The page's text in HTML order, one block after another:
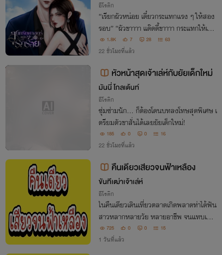
อีโรติก
“เรียกผัวหน่อย เดี๋ยวกระแทกแรง ๆ ให้สอง
รอบ” “ผัวขาาาา แด๊ดดี้ขาาาา กระแทกให้เฟร
มแรง ๆ หน่อยค่ะ” “อึกก ต้องให้หลงจนตาย
ก่อนใช่ไหม ถึงจะพอใจ”
1.8K 7 28 63
22 ชั่วโมงที่แล้ว
หัวหน้าสุดเจ้าเล่ห์กับยัยเด็กใหม่
มันนี่ โกลเด้นท์
อีโรติก
ซุ่มซ่ามนัก... ก็ต้องโดนบทลงโทษสุดพิเศษ เ
ตรียมตัวขาสั่นได้เลยยัยเด็กใหม่!
185 0 0 16
22 ชั่วโมงที่แล้ว
คืนเดียวเสียวจนฟ้าเหลือง
ขันทีเฒ่าเจ้าเล่ห์
อีโรติก
ในคืนเดียวเดินเที่ยวตลาดเกิดพลาดท่าได้ฟัน
สาวหลากหลายวัย หลายอาชีพ จนแทบเอาชี
วิตไม่รอด
725 0 0 15
1 วันที่แล้ว